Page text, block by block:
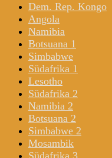
Dem. Rep. Kongo
Angola
Namibia
Botsuana 1
Simbabwe
Südafrika 1
Lesotho
Südafrika 2
Namibia 2
Botsuana 2
Simbabwe 2
Mosambik